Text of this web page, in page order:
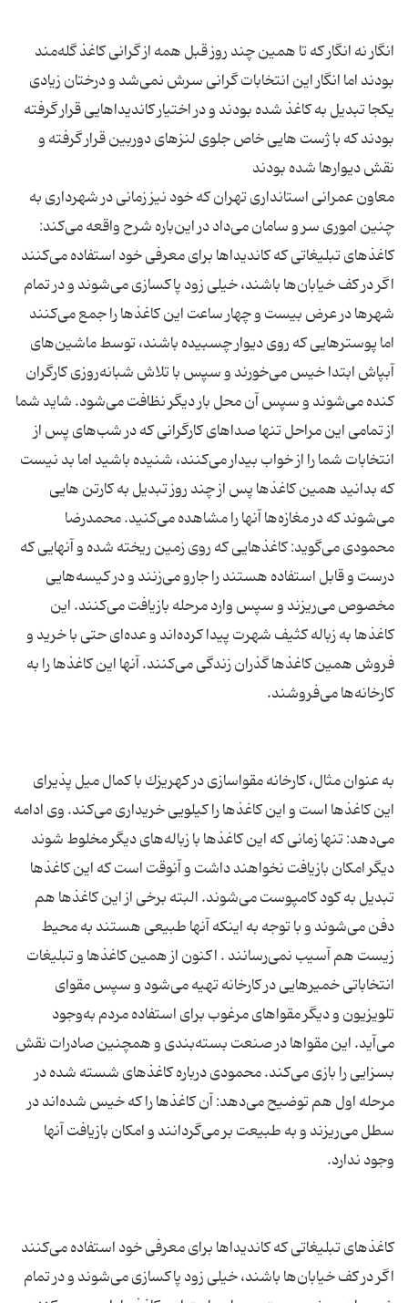
انگار نه انگار كه تا همین چند روز قبل همه از گرانی كاغذ گله‌مند
بودند اما انگار این انتخابات گرانی سرش نمی‌شد و درختان زیادی
یكجا تبدیل به كاغذ شده بودند و در اختیار كاندیداهایی قرار گرفته
بودند كه با ژست هایی خاص جلوی لنز‌های دوربین قرار گرفته و
معاون عمرانی استانداری تهران كه خود نیز زمانی در شهرداری به
چنین اموری سر و سامان می‌داد در این‌باره شرح واقعه می‌كند:
كاغذهای تبلیغاتی كه كاندیداها برای معرفی خود استفاده می‌كنند
اگر در كف خیابان‌ها باشند، خیلی زود پاكسازی می‌شوند و در تمام
شهرها در عرض بیست و چهار ساعت این كاغذها را جمع می‌كنند
اما پوسترهایی كه روی دیوار چسبیده باشند، توسط ماشین‌های
آبپاش ابتدا خیس می‌خورند و سپس با تلاش شبانه‌روزی كارگران
كنده می‌شوند و سپس آن محل بار دیگر نظافت می‌شود. شاید شما
از تمامی این مراحل تنها صداهای كارگرانی كه در شب‌های پس از
انتخابات شما را از خواب بیدار می‌كنند، شنیده باشید اما بد نیست
كه بدانید همین كاغذها پس از چند روز تبدیل به كارتن هایی
می‌شوند كه در مغازه‌ها آنها را مشاهده می‌كنید. محمدرضا
محمودی می‌گوید: كاغذهایی كه روی زمین ریخته شده و آنهایی كه
درست و قابل استفاده هستند را جارو می‌زنند و در كیسه‌هایی
مخصوص می‌ریزند و سپس وارد مرحله بازیافت می‌كنند. این
كاغذها به زباله كثیف شهرت پیدا كرده‌اند و عده‌ای حتی با خرید و
فروش همین كاغذها گذران زندگی می‌كنند. آنها این كاغذها را به
به عنوان مثال، كارخانه مقواسازی در كهریزك با كمال میل پذیرای
این كاغذها است و این كاغذها را كیلویی خریداری می‌كند. وی ادامه
می‌دهد: تنها زمانی كه این كاغذها با زباله‌های دیگر مخلوط شوند
دیگر امكان بازیافت نخواهند داشت و آنوقت است كه این كاغذها
تبدیل به كود كامپوست می‌شوند. البته برخی از این كاغذها هم
دفن می‌شوند و با توجه به اینكه آنها طبیعی هستند به محیط
زیست هم آسیب نمی‌رسانند . اكنون از همین كاغذها و تبلیغات
انتخاباتی خمیرهایی در كارخانه تهیه می‌شود و سپس مقوای
تلویزیون و دیگر مقواهای مرغوب برای استفاده مردم به‌وجود
می‌آید. این مقواها در صنعت بسته‌بندی و همچنین صادرات نقش
بسزایی را بازی می‌كند. محمودی درباره كاغذهای شسته شده در
مرحله اول هم توضیح می‌دهد: آن كاغذها را كه خیس شده‌اند در
سطل می‌ریزند و به طبیعت بر می‌گردانند و امكان بازیافت آنها
كاغذهای تبلیغاتی كه كاندیداها برای معرفی خود استفاده می‌كنند
اگر در كف خیابان‌ها باشند، خیلی زود پاكسازی می‌شوند و در تمام